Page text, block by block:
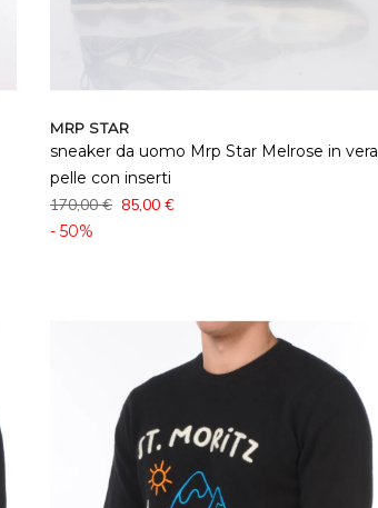
MRP STAR
sneaker da uomo Mrp Star Melrose in vera
pelle con inserti
170,00 € 85,00 €
- 50%